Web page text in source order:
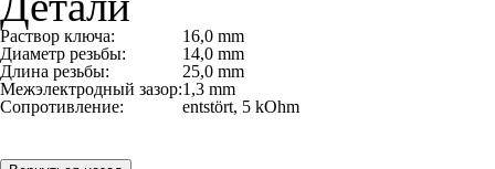
Раствор ключа:
16,0 mm
Диаметр резьбы:
14,0 mm
Длина резьбы:
25,0 mm
Межэлектродный зазор:1,3 mm
Сопротивление:
entstört, 5 kOhm